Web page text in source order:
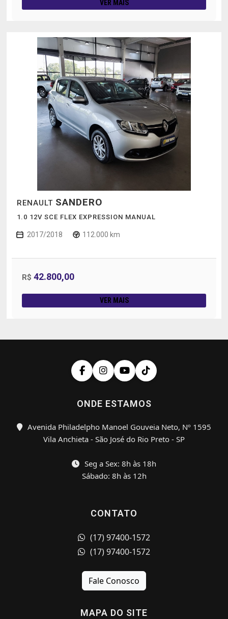
VER MAIS
RENAULT SANDERO
1.0 12V SCE FLEX EXPRESSION MANUAL
2017/2018 112.000 km
R$ 42.800,00
VER MAIS
ONDE ESTAMOS
Avenida Philadelpho Manoel Gouveia Neto, Nº 1595
Vila Anchieta - São José do Rio Preto - SP
Seg a Sex: 8h às 18h
Sábado: 8h às 12h
CONTATO
(17) 97400-1572
(17) 97400-1572
Fale Conosco
MAPA DO SITE